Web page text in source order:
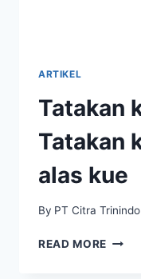
ARTIKEL
Tatakan
Tatakan
alas kue
By PT Citra
READ MORE